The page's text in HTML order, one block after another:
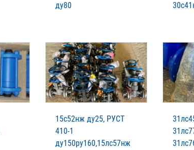
ду80
15с52нж ду25, РУСТ
410-1
ду150ру160,15лс57нж